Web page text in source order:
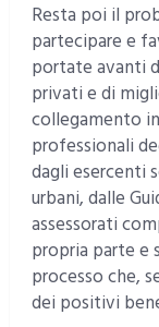
Resta poi il
partecipare e
portate avanti
privati e di
collegamento
professionali
dagli esercenti
urbani, dalle
assessorati
propria parte e
processo che,
dei positivi